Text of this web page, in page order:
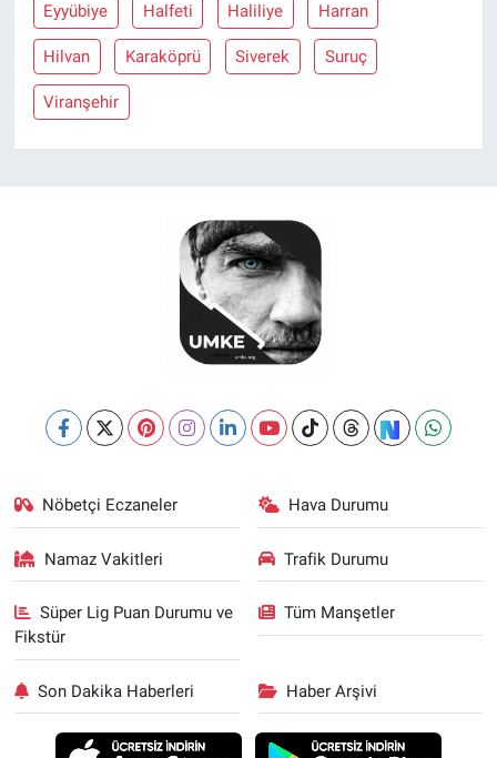
Eyyübiye Halfeti Haliliye Harran
Hilvan Karaköprü Siverek Suruç
Viranşehir
Nöbetçi Eczaneler Hava Durumu
Namaz Vakitleri Trafik Durumu
Süper Lig Puan Durumu ve
Fikstür
Tüm Manşetler
Son Dakika Haberleri Haber Arşivi